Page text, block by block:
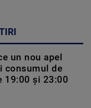
un nou apel
consumul de
19:00 și 23:00